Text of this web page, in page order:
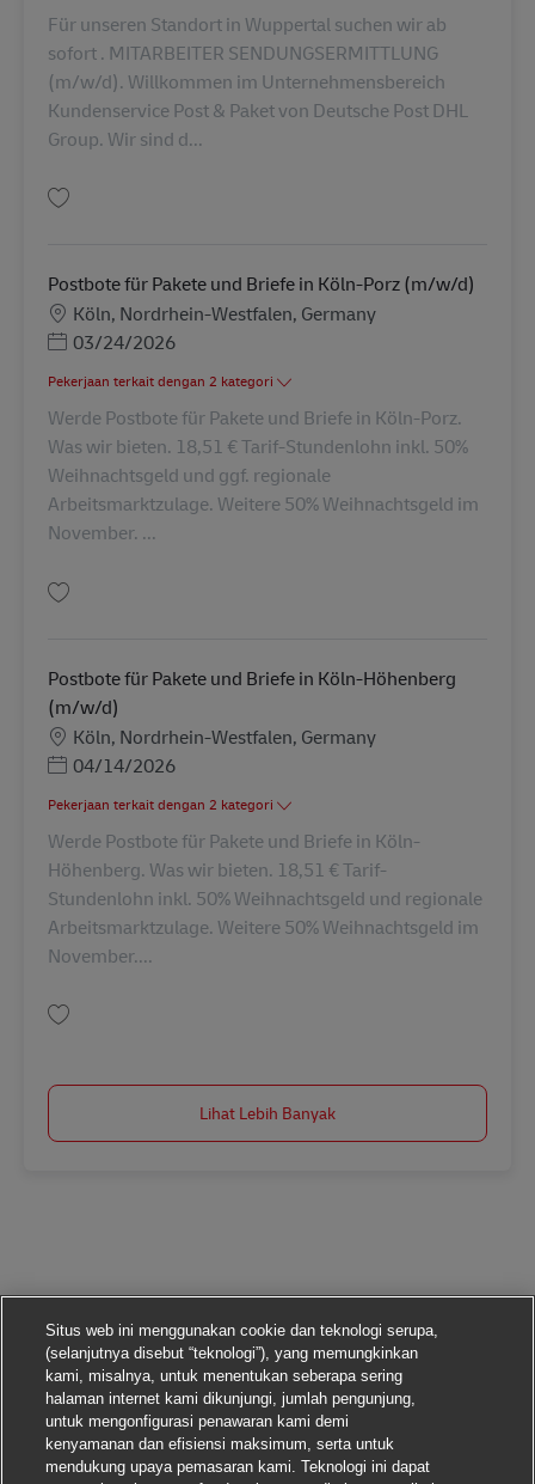
Für unseren Standort in Wuppertal suchen wir ab
sofort . MITARBEITER SENDUNGSERMITTLUNG
(m/w/d). Willkommen im Unternehmensbereich
Kundenservice Post & Paket von Deutsche Post DHL
Group. Wir sind d...
Postbote für Pakete und Briefe in Köln-Porz (m/w/d)
LokasiKöln, Nordrhein-Westfalen, Germany
Posted Date
03/24/2026
Pekerjaan terkait dengan 2 kategori
Werde Postbote für Pakete und Briefe in Köln-Porz.
Was wir bieten. 18,51 € Tarif-Stundenlohn inkl. 50%
Weihnachtsgeld und ggf. regionale
Arbeitsmarktzulage. Weitere 50% Weihnachtsgeld im
November. ...
Postbote für Pakete und Briefe in Köln-Höhenberg
(m/w/d)
LokasiKöln, Nordrhein-Westfalen, Germany
Posted Date
04/14/2026
Pekerjaan terkait dengan 2 kategori
Werde Postbote für Pakete und Briefe in Köln-
Höhenberg. Was wir bieten. 18,51 € Tarif-
Stundenlohn inkl. 50% Weihnachtsgeld und regionale
Arbeitsmarktzulage. Weitere 50% Weihnachtsgeld im
November....
Lihat Lebih Banyak
Situs web ini menggunakan cookie dan teknologi serupa,
(selanjutnya disebut “teknologi”), yang memungkinkan
kami, misalnya, untuk menentukan seberapa sering
halaman internet kami dikunjungi, jumlah pengunjung,
untuk mengonfigurasi penawaran kami demi
kenyamanan dan efisiensi maksimum, serta untuk
mendukung upaya pemasaran kami. Teknologi ini dapat